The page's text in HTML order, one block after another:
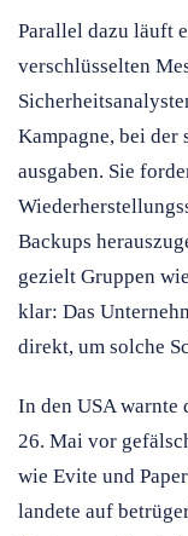
Parallel dazu läuft
verschlüsselten
Kampagne, bei
ausgaben. Sie
Backups
gezielt Gruppen
klar: Das
direkt, um solche
In den USA warnte
26. Mai vor
wie Evite und
landete auf